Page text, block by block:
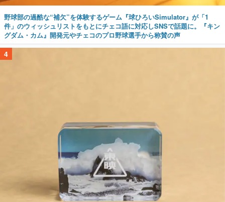
野球部の過酷な“補欠”を体験するゲーム『球ひろいSimulator』が「1
件」のウィッシュリストをもとにチェコ語に対応しSNSで話題に。『キン
グダム・カム』開発元やチェコのプロ野球選手から称賛の声
4